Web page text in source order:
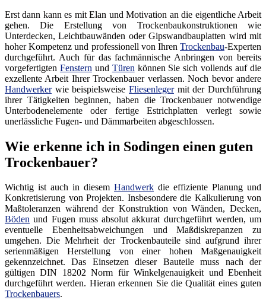
Erst dann kann es mit Elan und Motivation an die eigentliche Arbeit
gehen. Die Erstellung von Trockenbaukonstruktionen wie
Unterdecken, Leichtbauwänden oder Gipswandbauplatten wird mit
hoher Kompetenz und professionell von Ihren Trockenbau-Experten
durchgeführt. Auch für das fachmännische Anbringen von bereits
vorgefertigten Fenstern und Türen können Sie sich vollends auf die
exzellente Arbeit Ihrer Trockenbauer verlassen. Noch bevor andere
Handwerkerwie beispielsweise Fliesenlegermit der Durchführung
ihrer Tätigkeiten beginnen, haben die Trockenbauer notwendige
Unterbodenelemente oder fertige Estrichplatten verlegt sowie
unerlässliche Fugen- und Dämmarbeiten abgeschlossen.
Wie erkenne ich in Sodingen einen guten
Trockenbauer?
Wichtig ist auch in diesem Handwerk die effiziente Planung und
Konkretisierung von Projekten. Insbesondere die Kalkulierung von
Maßtoleranzen während der Konstruktion von Wänden, Decken,
Böden und Fugen muss absolut akkurat durchgeführt werden, um
eventuelle Ebenheitsabweichungen und Maßdiskrepanzen zu
umgehen. Die Mehrheit der Trockenbauteile sind aufgrund ihrer
serienmäßigen Herstellung von einer hohen Maßgenauigkeit
gekennzeichnet. Das Einsetzen dieser Bauteile muss nach der
gültigen DIN 18202 Norm für Winkelgenauigkeit und Ebenheit
durchgeführt werden. Hieran erkennen Sie die Qualität eines guten
Trockenbauers.